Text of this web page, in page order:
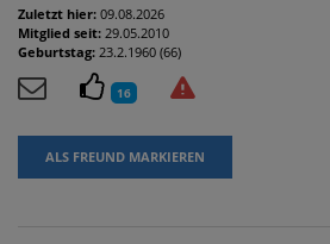
Zuletzt hier: 09.08.2026
Mitglied seit: 29.05.2010
Geburtstag: 23.2.1960 (66)
16
ALS FREUND MARKIEREN